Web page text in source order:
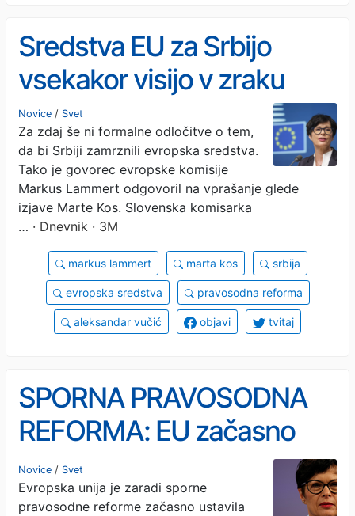
Sredstva EU za Srbijo
vsekakor visijo v zraku
Novice / Svet
Za zdaj še ni formalne odločitve o tem,
da bi Srbiji zamrznili evropska sredstva.
Tako je govorec evropske komisije
Markus Lammert odgovoril na vprašanje glede
izjave Marte Kos. Slovenska komisarka
… · Dnevnik · 3M
markus lammert marta kos srbija
evropska sredstva pravosodna reforma
aleksandar vučić objavi tvitaj
SPORNA PRAVOSODNA
REFORMA: EU začasno
ustavila izplačevanje
sredstev Srbiji
Novice / Svet
Evropska unija je zaradi sporne
pravosodne reforme začasno ustavila